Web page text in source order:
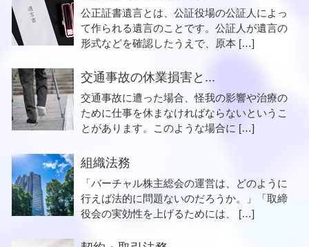
公正証書遺言とは、公証役場の公証人によっ
て作られる遺言のことです。公証人が遺言の
形式などを確認したうえで、原本 […]
交通事故の休業損害と...
交通事故に遭った場合、怪我の影響や治療の
ために仕事を休まなければならないというこ
とがあります。このような場合に […]
組織法務
「バーチャル株主総会の運営は、どのように
行えば法的に問題ないのだろうか。」「取締
役会の実効性を上げるためには、 […]